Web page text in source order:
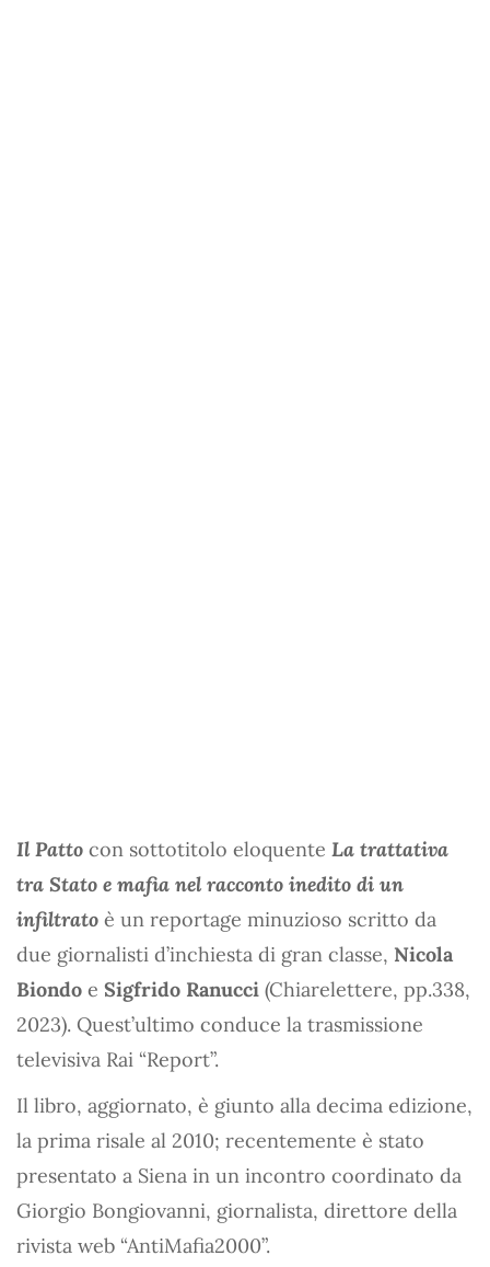
Il Patto con sottotitolo eloquente La trattativa
tra Stato e mafia nel racconto inedito di un
infiltrato è un reportage minuzioso scritto da
due giornalisti d’inchiesta di gran classe, Nicola
Biondo e Sigfrido Ranucci (Chiarelettere, pp.338,
2023). Quest’ultimo conduce la trasmissione
televisiva Rai “Report”.
Il libro, aggiornato, è giunto alla decima edizione,
la prima risale al 2010; recentemente è stato
presentato a Siena in un incontro coordinato da
Giorgio Bongiovanni, giornalista, direttore della
rivista web “AntiMafia2000”.